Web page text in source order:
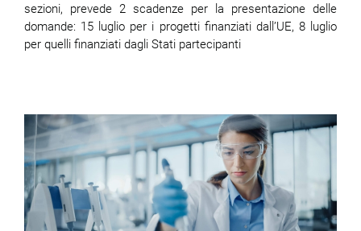
sezioni, prevede 2 scadenze per la presentazione delle
domande: 15 luglio per i progetti finanziati dall’UE, 8 luglio
per quelli finanziati dagli Stati partecipanti